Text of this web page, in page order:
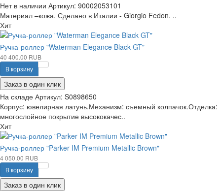
Нет в наличии Артикул: 90002053101
Материал –кожа. Сделано в Италии - Giorgio Fedon. ..
Хит
Ручка-роллер "Waterman Elegance Black GT"
40 400.00 RUB
В корзину
Заказ в один клик
На складе Артикул: S0898650
Корпус: ювелирная латунь.Механизм: съемный колпачок.Отделка:
многослойное покрытие высококачес..
Хит
Ручка-роллер "Parker IM Premium Metallic Brown"
4 050.00 RUB
В корзину
Заказ в один клик